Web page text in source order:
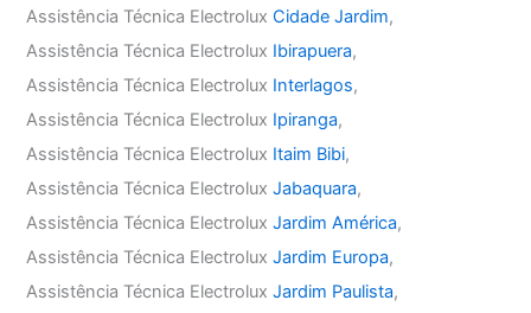
Assistência Técnica ElectroluxCidade Jardim,
Assistência Técnica Electrolux Ibirapuera,
Assistência Técnica Electrolux Interlagos,
Assistência Técnica Electrolux Ipiranga,
Assistência Técnica Electrolux Itaim Bibi,
Assistência Técnica ElectroluxJabaquara,
Assistência Técnica ElectroluxJardim América,
Assistência Técnica ElectroluxJardim Europa,
Assistência Técnica ElectroluxJardim Paulista,